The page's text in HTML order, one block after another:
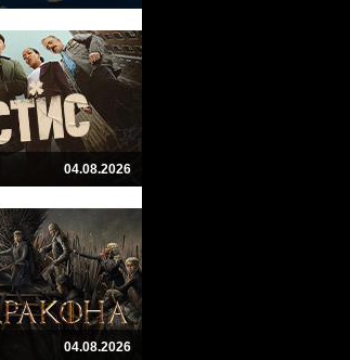
04.08.2026
04.08.2026